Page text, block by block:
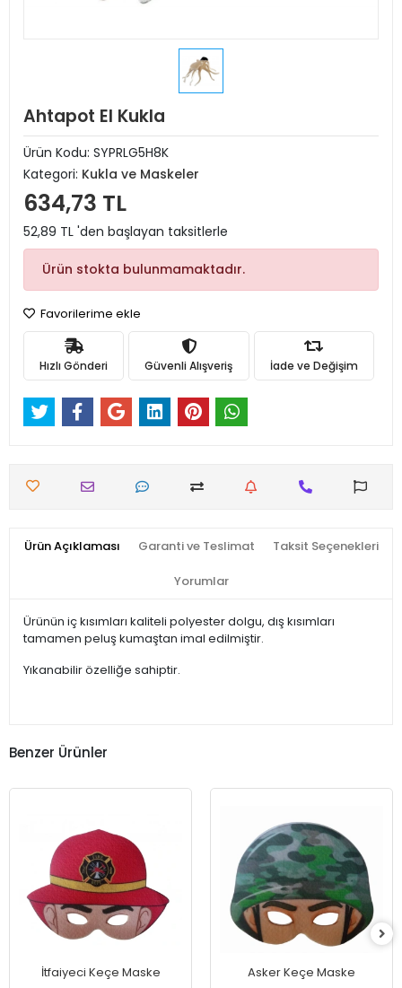
Ahtapot El Kukla
Ürün Kodu: SYPRLG5H8K
Kategori: Kukla ve Maskeler
634,73 TL
52,89 TL 'den başlayan taksitlerle
Ürün stokta bulunmamaktadır.
Favorilerime ekle
Hızlı Gönderi Güvenli Alışveriş İade ve Değişim
Ürün Açıklaması Garanti ve Teslimat Taksit Seçenekleri
Yorumlar
Ürünün iç kısımları kaliteli polyester dolgu, dış kısımları
tamamen peluş kumaştan imal edilmiştir.
Yıkanabilir özelliğe sahiptir.
Benzer Ürünler
İtfaiyeci Keçe Maske Asker Keçe Maske